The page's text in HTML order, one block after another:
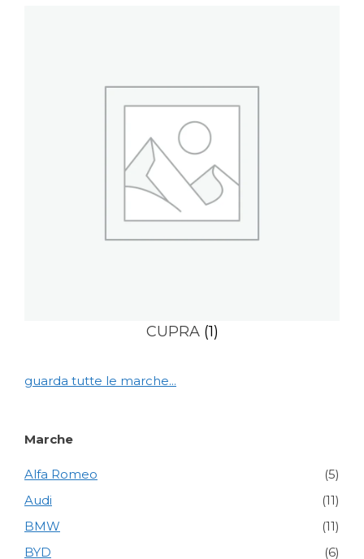
CUPRA (1)
guarda tutte le marche...
Marche
Alfa Romeo
(5)
Audi
(11)
BMW
(11)
BYD
(6)